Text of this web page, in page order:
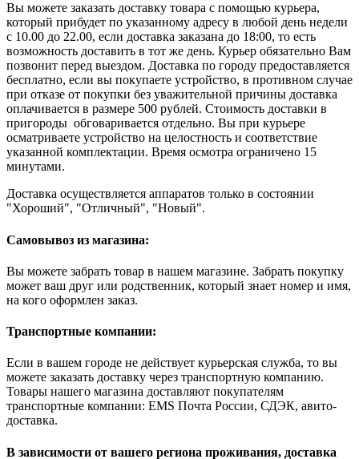
Вы можете заказать доставку товара с помощью курьера,
который прибудет по указанному адресу в любой день недели
с 10.00 до 22.00, если доставка заказана до 18:00, то есть
возможность доставить в тот же день. Курьер обязательно Вам
позвонит перед выездом. Доставка по городу предоставляется
бесплатно, если вы покупаете устройство, в противном случае
при отказе от покупки без уважительной причины доставка
оплачивается в размере 500 рублей. Стоимость доставки в
пригороды обговаривается отдельно. Вы при курьере
осматриваете устройство на целостность и соответствие
указанной комплектации. Время осмотра ограничено 15
минутами.
Доставка осуществляется аппаратов только в состоянии
"Хороший", "Отличный", "Новый".
Самовывоз из магазина:
Вы можете забрать товар в нашем магазине. Забрать покупку
может ваш друг или родственник, который знает номер и имя,
на кого оформлен заказ.
Транспортные компании:
Если в вашем городе не действует курьерская служба, то вы
можете заказать доставку через транспортную компанию.
Товары нашего магазина доставляют покупателям
транспортные компании: EMS Почта России, СДЭК, авито-
доставка.
В зависимости от вашего региона проживания, доставка